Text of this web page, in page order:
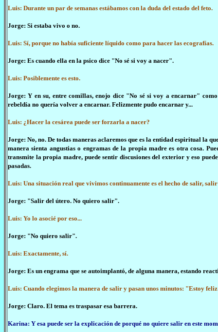
Luis: Durante un par de semanas estábamos con la duda del estado del feto.
Jorge: Si estaba vivo o no.
Luis: Sí, porque no había suficiente líquido como para hacer las ecografías.
Jorge: Es cuando ella en la psico dice "No sé si voy a nacer".
Luis: Posiblemente es esto.
Jorge: Y en su, entre comillas, enojo dice "No sé si voy a encarnar"
rebeldía no quería volver a encarnar. Felizmente pudo encarnar y...
Luis: ¿Hacer la cesárea puede ser forzarla a nacer?
Jorge: No, no. De todas maneras aclaremos que es la entidad espiritual la
manera sienta angustias o engramas de la propia madre es otra cosa.
transmite la propia madre, puede sentir discusiones del exterior y eso
pasadas.
Luis: Una situación real que vivimos continuamente es el hecho de salir,
Jorge: "Salir del útero. No quiero salir".
Luis: Yo lo asocié por eso...
Jorge: "No quiero salir".
Luis: Exactamente, sí.
Jorge: Es un engrama que se autoimplantó, de alguna manera, estando
Luis: Cuando elegimos la manera de salir y pasan unos minutos: "Estoy
Jorge: Claro. El tema es traspasar esa barrera.
Karina: Y esa puede ser la explicación de porqué no quiere salir en este